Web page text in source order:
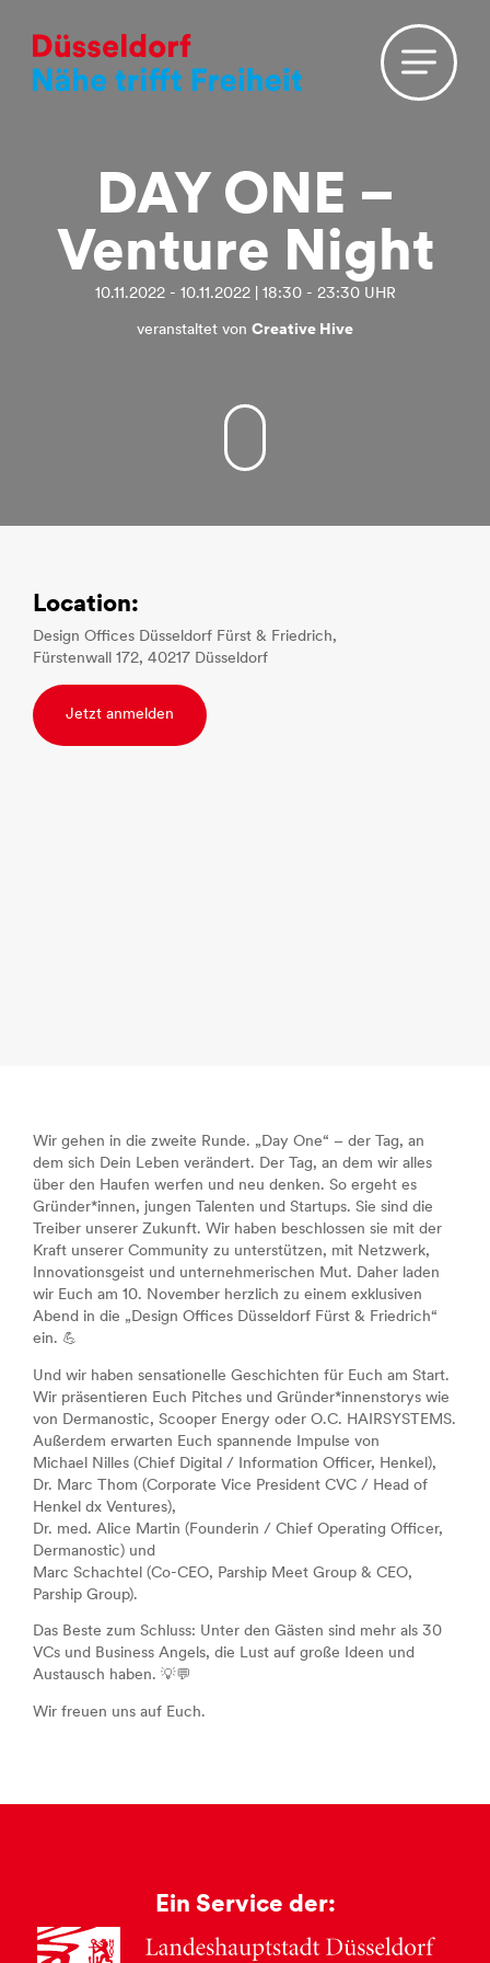
DAY ONE –
Venture Night
10.11.2022 - 10.11.2022 | 18:30 - 23:30 UHR
veranstaltet von Creative Hive
Location:
Design Offices Düsseldorf Fürst & Friedrich,
Fürstenwall 172, 40217 Düsseldorf
Jetzt anmelden
Wir gehen in die zweite Runde. „Day One“ – der Tag, an
dem sich Dein Leben verändert. Der Tag, an dem wir alles
über den Haufen werfen und neu denken. So ergeht es
Gründer*innen, jungen Talenten und Startups. Sie sind die
Treiber unserer Zukunft. Wir haben beschlossen sie mit der
Kraft unserer Community zu unterstützen, mit Netzwerk,
Innovationsgeist und unternehmerischen Mut. Daher laden
wir Euch am 10. November herzlich zu einem exklusiven
Abend in die „Design Offices Düsseldorf Fürst & Friedrich“
ein. 💪
Und wir haben sensationelle Geschichten für Euch am Start.
Wir präsentieren Euch Pitches und Gründer*innenstorys wie
von Dermanostic, Scooper Energy oder O.C. HAIRSYSTEMS.
Außerdem erwarten Euch spannende Impulse von
Michael Nilles (Chief Digital / Information Officer, Henkel),
Dr. Marc Thom (Corporate Vice President CVC / Head of
Henkel dx Ventures),
Dr. med. Alice Martin (Founderin / Chief Operating Officer,
Dermanostic) und
Marc Schachtel (Co-CEO, Parship Meet Group & CEO,
Parship Group).
Das Beste zum Schluss: Unter den Gästen sind mehr als 30
VCs und Business Angels, die Lust auf große Ideen und
Austausch haben. 💡💬
Wir freuen uns auf Euch.
Ein Service der: